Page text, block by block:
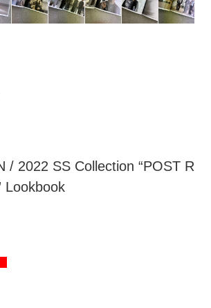
/ 2022 SS Collection “POST R
Lookbook